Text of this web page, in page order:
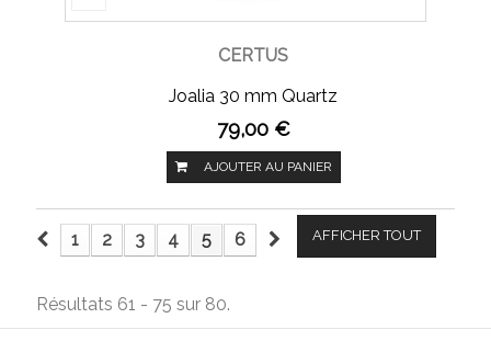
CERTUS
Joalia 30 mm Quartz
79,00 €
AJOUTER AU PANIER
AFFICHER TOUT
1 2 3 4 5 6
Résultats 61 - 75 sur 80.